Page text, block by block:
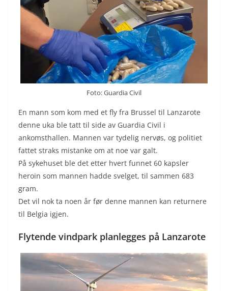
Foto: Guardia Civil
En mann som kom med et fly fra Brussel til Lanzarote
denne uka ble tatt til side av Guardia Civil i
ankomsthallen. Mannen var tydelig nervøs, og politiet
fattet straks mistanke om at noe var galt.
På sykehuset ble det etter hvert funnet 60 kapsler
heroin som mannen hadde svelget, til sammen 683
gram.
Det vil nok ta noen år før denne mannen kan returnere
til Belgia igjen.
Flytende vindpark planlegges på Lanzarote